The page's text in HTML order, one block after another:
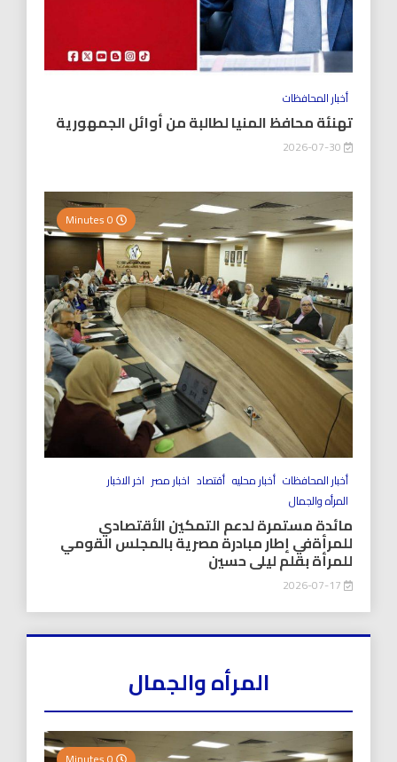
أخبار المحافظات
تهنئة محافظ المنيا لطالبة من أوائل الجمهورية
أخبار المحافظات أخبار محليه أقتصاد اخبار مصر اخر الاخبار
المرأه والجمال
مائدة مستمرة لدعم التمكين الأقتصادي
للمرأةفي إطار مبادرة مصرية بالمجلس القومي
للمرأة بقلم ليلى حسين
المرأه والجمال